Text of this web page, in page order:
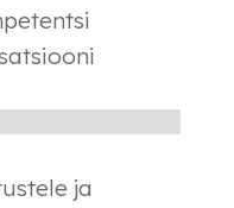
ja